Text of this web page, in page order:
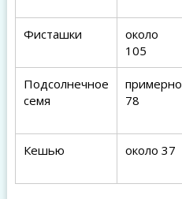
Фисташки
около
105
Подсолнечное
семя
примерно
78
Кешью около 37